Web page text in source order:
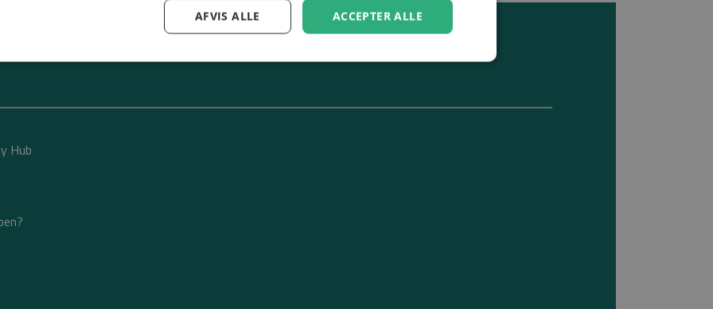
Hub
ACCEPTER ALLE
AFVIS ALLE